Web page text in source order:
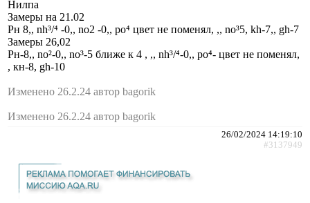
Нилпа
Замеры на 21.02
Рн 8,, nh³/⁴ -0,, no2 -0,, po⁴ цвет не поменял, ,, no³5, kh-7,, gh-7
Замеры 26,02
Рн-8,, no²-0,, no³-5 ближе к 4 , ,, nh³/⁴-0,, ро⁴- цвет не поменял,
, кн-8, gh-10
Изменено 26.2.24 автор bagorik
Изменено 26.2.24 автор bagorik
26/02/2024 14:19:10
#3137949